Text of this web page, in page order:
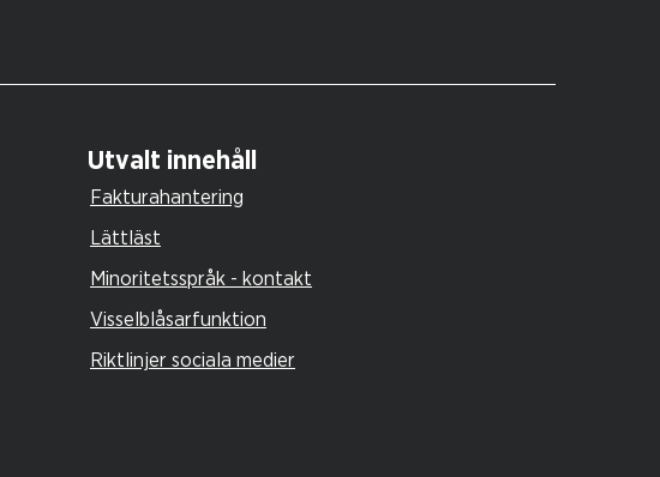
Utvalt innehåll
Fakturahantering
Lättläst
Minoritetsspråk - kontakt
Visselblåsarfunktion
Riktlinjer sociala medier